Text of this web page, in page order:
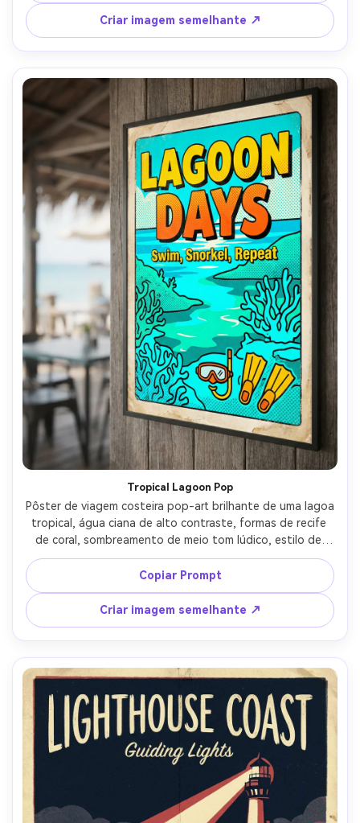
de alta qualidade, lente de 85mm, profundidade de
campo rasa, iluminação cinematográfica suave-AR 4:5
Criar imagem semelhante ↗
Tropical Lagoon Pop
Pôster de viagem costeira pop-art brilhante de uma lagoa
tropical, água ciana de alto contraste, formas de recife
de coral, sombreamento de meio tom lúdico, estilo de
contorno ousado, tipografia de manchete oversized
"lagoon DAYS" com slogan punchy "nadar, Snorkel,
repetir", iconografia limpa (máscara, barbatanas),
margens de pôster nítidas, textura de impressão
divertida, lente de 85mm, profundidade de campo rasa,
iluminação cinematográfica suave-AR 4:5
Copiar Prompt
Criar imagem semelhante ↗